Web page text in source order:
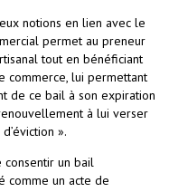
notions en lien avec le
permet au preneur
tout en bénéficiant
commerce, lui permettant
de ce bail à son expiration
à lui verser
».
consentir un bail
comme un acte de